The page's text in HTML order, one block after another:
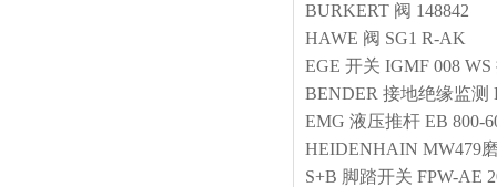
BURKERT 阀 148842
HAWE 阀 SG1 R-AK
EGE 开关 IGMF 008
BENDER 接地绝缘监测
EMG 液压推杆 EB 800-
HEIDENHAIN MW479
S+B 脚踏开关 FPW-AE